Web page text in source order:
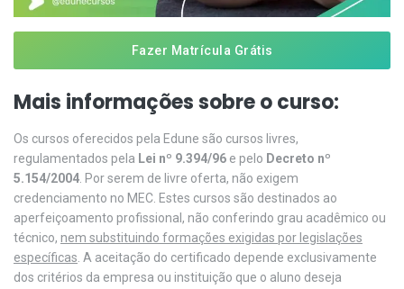
Fazer Matrícula Grátis
Mais informações sobre o curso:
Os cursos oferecidos pela Edune são cursos livres,
regulamentados pela Lei nº 9.394/96 e pelo Decreto nº
5.154/2004 . Por serem de livre oferta, não exigem
credenciamento no MEC. Estes cursos são destinados ao
aperfeiçoamento profissional, não conferindo grau acadêmico ou
técnico, nem substituindo formações exigidas por legislações
específicas . A aceitação do certificado depende exclusivamente
dos critérios da empresa ou instituição que o aluno deseja